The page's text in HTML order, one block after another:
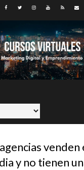
y no tienen